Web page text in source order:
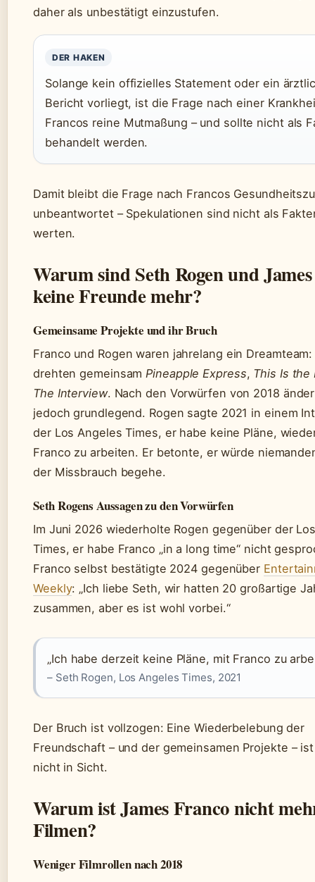
daher als unbestätigt einzustufen.
DER HAKEN
Solange kein offizielles Statement oder ein
Bericht vorliegt, ist die Frage nach einer
Francos reine Mutmaßung – und sollte nicht als
behandelt werden.
Damit bleibt die Frage nach Francos
unbeantwortet – Spekulationen sind nicht als
werten.
Warum sind Seth Rogen und
keine Freunde mehr?
Gemeinsame Projekte und ihr Bruch
Franco und Rogen waren jahrelang ein Dreamteam:
drehten gemeinsam Pineapple Express, This Is the
The Interview. Nach den Vorwürfen von 2018
jedoch grundlegend. Rogen sagte 2021 in einem
der Los Angeles Times, er habe keine Pläne,
Franco zu arbeiten. Er betonte, er würde
der Missbrauch begehe.
Seth Rogens Aussagen zu den Vorwürfen
Im Juni 2026 wiederholte Rogen gegenüber der
Times, er habe Franco „in a long time“ nicht
Franco selbst bestätigte 2024 gegenüber
Weekly: „Ich liebe Seth, wir hatten 20 großartige
zusammen, aber es ist wohl vorbei.“
„Ich habe derzeit keine Pläne, mit Franco zu
– Seth Rogen, Los Angeles Times, 2021
Der Bruch ist vollzogen: Eine Wiederbelebung der
Freundschaft – und der gemeinsamen Projekte –
nicht in Sicht.
Warum ist James Franco nicht
Filmen?
Weniger Filmrollen nach 2018